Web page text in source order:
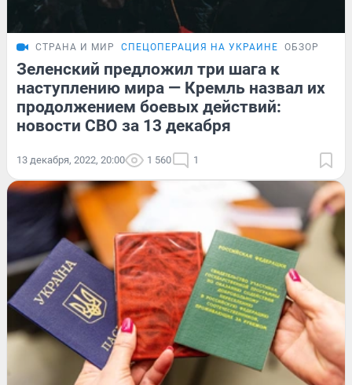
СТРАНА И МИР СПЕЦОПЕРАЦИЯ НА УКРАИНЕ ОБЗОР
Зеленский предложил три шага к
наступлению мира — Кремль назвал их
продолжением боевых действий:
новости СВО за 13 декабря
13 декабря, 2022, 20:00 1 560 1